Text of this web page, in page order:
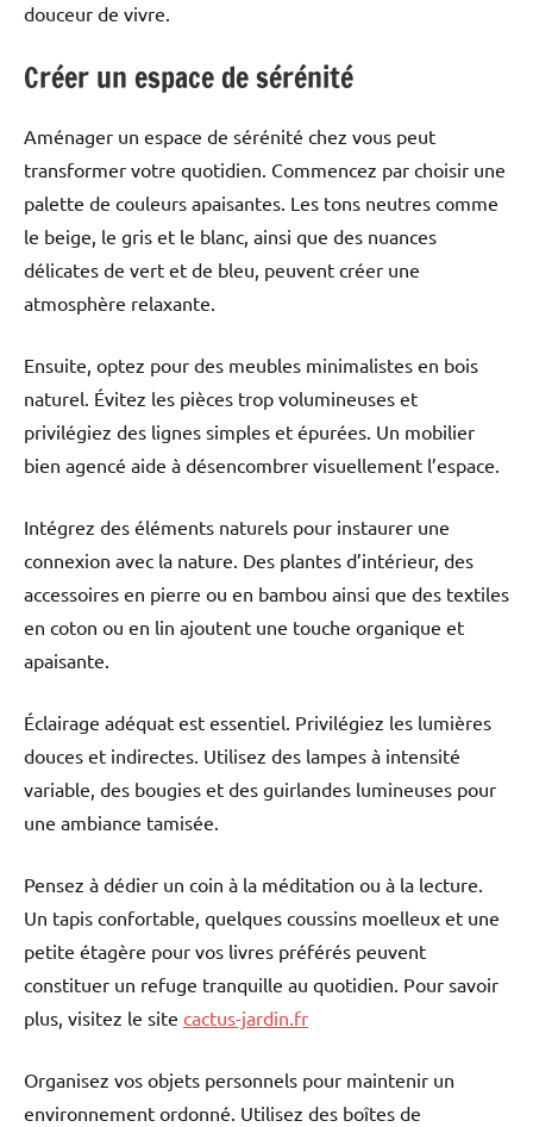
douceur de vivre.
Créer un espace de sérénité
Aménager un espace de sérénité chez vous peut
transformer votre quotidien. Commencez par choisir une
palette de couleurs apaisantes. Les tons neutres comme
le beige, le gris et le blanc, ainsi que des nuances
délicates de vert et de bleu, peuvent créer une
atmosphère relaxante.
Ensuite, optez pour des meubles minimalistes en bois
naturel. Évitez les pièces trop volumineuses et
privilégiez des lignes simples et épurées. Un mobilier
bien agencé aide à désencombrer visuellement l’espace.
Intégrez des éléments naturels pour instaurer une
connexion avec la nature. Des plantes d’intérieur, des
accessoires en pierre ou en bambou ainsi que des textiles
en coton ou en lin ajoutent une touche organique et
apaisante.
Éclairage adéquat est essentiel. Privilégiez les lumières
douces et indirectes. Utilisez des lampes à intensité
variable, des bougies et des guirlandes lumineuses pour
une ambiance tamisée.
Pensez à dédier un coin à la méditation ou à la lecture.
Un tapis confortable, quelques coussins moelleux et une
petite étagère pour vos livres préférés peuvent
constituer un refuge tranquille au quotidien. Pour savoir
plus, visitez le site cactus-jardin.fr
Organisez vos objets personnels pour maintenir un
environnement ordonné. Utilisez des boîtes de